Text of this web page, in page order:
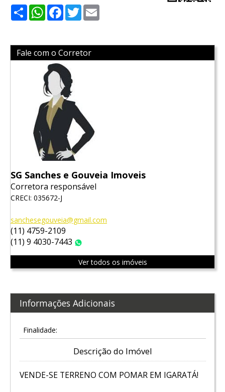
ShareWhatsApp
Facebook
Twitter
Fale com o Corretor
SG Sanches e Gouveia Imoveis
Corretora responsável
CRECI: 035672-J
sanchesegouveia@gmail.com
(11) 4759-2109
(11) 9 4030-7443
Ver todos os imóveis
Informações Adicionais
Finalidade:
Descrição do Imóvel
VENDE-SE TERRENO COM POMAR EM IGARATÁ!